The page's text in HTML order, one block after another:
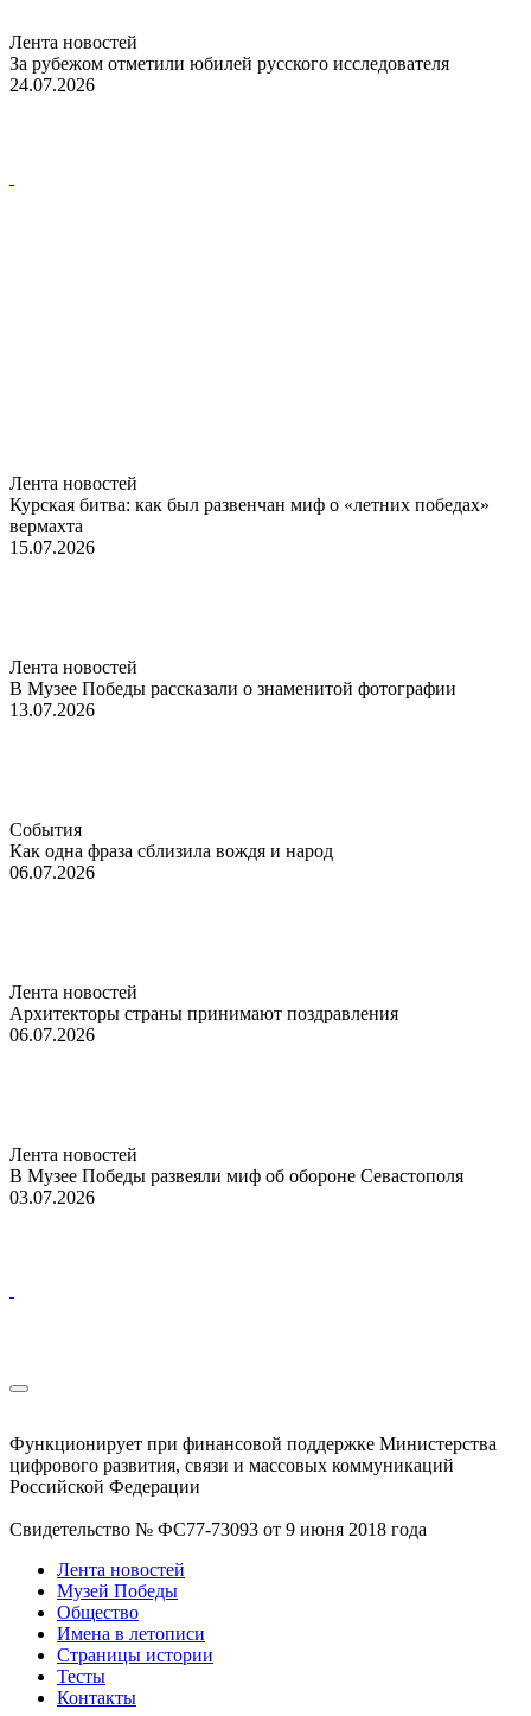
Лента новостей
За рубежом отметили юбилей русского исследователя
24.07.2026
Лента новостей
Курская битва: как был развенчан миф о «летних победах»
вермахта
15.07.2026
Лента новостей
В Музее Победы рассказали о знаменитой фотографии
13.07.2026
События
Как одна фраза сблизила вождя и народ
06.07.2026
Лента новостей
Архитекторы страны принимают поздравления
06.07.2026
Лента новостей
В Музее Победы развеяли миф об обороне Севастополя
03.07.2026
Функционирует при финансовой поддержке Министерства
цифрового развития, связи и массовых коммуникаций
Российской Федерации
Свидетельство № ФС77-73093 от 9 июня 2018 года
Лента новостей
Музей Победы
Общество
Имена в летописи
Страницы истории
Тесты
Контакты